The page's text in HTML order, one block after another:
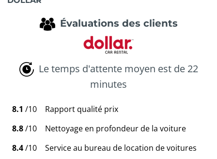
Évaluations des clients
Le temps d'attente moyen est de 22
minutes
8.1 /10
Rapport qualité prix
8.8/10
Nettoyage en profondeur de la voiture
8.4/10
Service au bureau de location de voitures